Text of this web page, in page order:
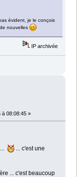
évident, je le conçois
nouvelles
IP archivée
à 08:08:45 »
...
... c'est une
... c'est beaucoup